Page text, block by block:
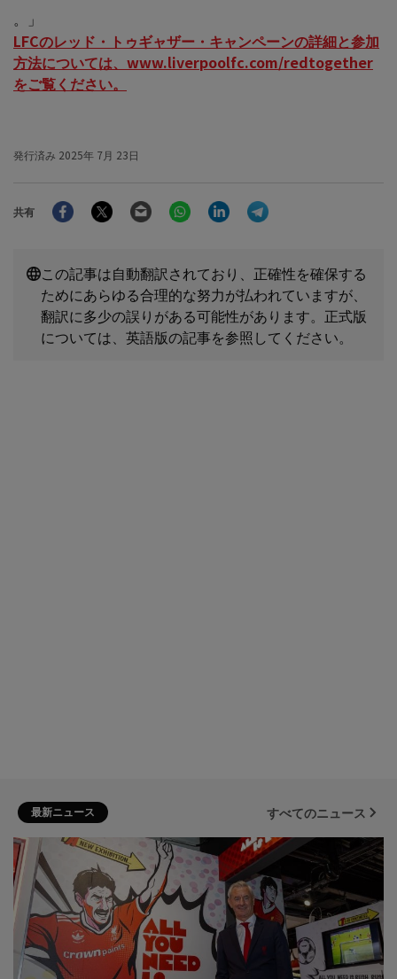
。」
LFCのレッド・トゥギャザー・キャンペーンの詳細と参加
方法については、www.liverpoolfc.com/redtogether
をご覧ください。
発行済み 2025年 7月 23日
共有
FacebookTwitter Email WhatsAppLinkedIn
この記事は自動翻訳されており、正確性を確保する
ためにあらゆる合理的な努力が払われていますが、
翻訳に多少の誤りがある可能性があります。正式版
については、英語版の記事を参照してください。
最新ニュース すべてのニュース